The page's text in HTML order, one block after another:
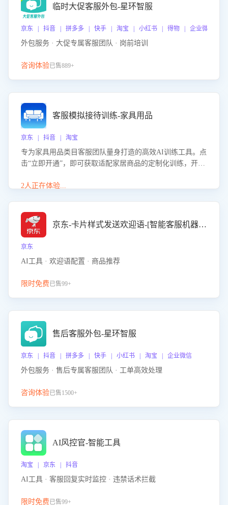
临时大促客服外包-星环智服
京东 | 抖音 | 拼多多 | 快手 | 淘宝 | 小红书 | 得物 | 企业微信
外包服务 · 大促专属客服团队 · 岗前培训
咨询体验已售889+
客服模拟接待训练-家具用品
京东 | 抖音 | 淘宝
专为家具用品类目客服团队量身打造的高效AI训练工具。点
击“立即开通”，即可获取适配家居商品的定制化训练，开启
能、尺寸参数咨询等高频场景下的专业应对能力。
2人正在体验...
京东-卡片样式发送欢迎语-[智能客服机器人]
京东
AI工具 · 欢迎语配置 · 商品推荐
限时免费已售99+
售后客服外包-星环智服
京东 | 抖音 | 拼多多 | 快手 | 小红书 | 淘宝 | 企业微信
外包服务 · 售后专属客服团队 · 工单高效处理
咨询体验已售1500+
AI风控官-智能工具
淘宝 | 京东 | 抖音
AI工具 · 客服回复实时监控 · 违禁话术拦截
限时免费已售99+